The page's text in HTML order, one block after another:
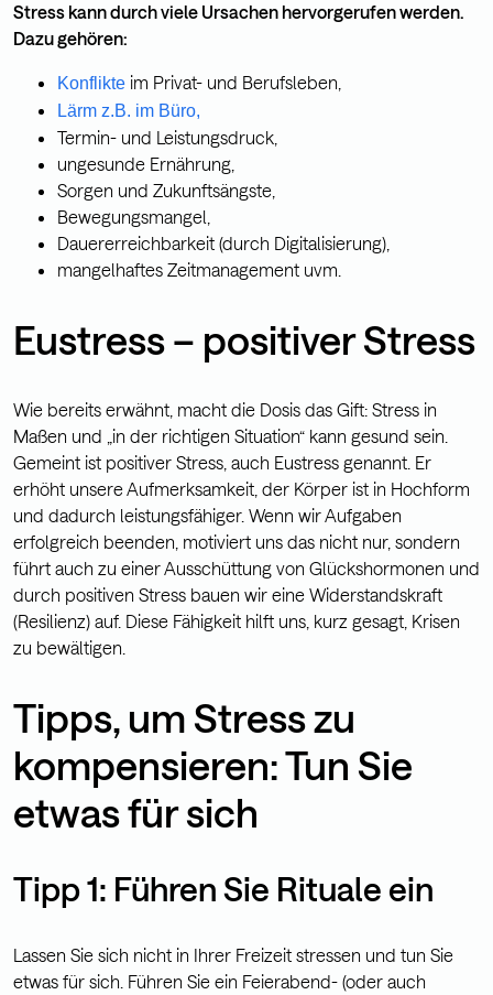
Stress kann durch viele Ursachen hervorgerufen werden.
Dazu gehören:
Konflikte im Privat- und Berufsleben,
Lärm z.B. im Büro,
Termin- und Leistungsdruck,
ungesunde Ernährung,
Sorgen und Zukunftsängste,
Bewegungsmangel,
Dauererreichbarkeit (durch Digitalisierung),
mangelhaftes Zeitmanagement uvm.
Eustress – positiver Stress
Wie bereits erwähnt, macht die Dosis das Gift: Stress in
Maßen und „in der richtigen Situation“ kann gesund sein.
Gemeint ist positiver Stress, auch Eustress genannt. Er
erhöht unsere Aufmerksamkeit, der Körper ist in Hochform
und dadurch leistungsfähiger. Wenn wir Aufgaben
erfolgreich beenden, motiviert uns das nicht nur, sondern
führt auch zu einer Ausschüttung von Glückshormonen und
durch positiven Stress bauen wir eine Widerstandskraft
(Resilienz) auf. Diese Fähigkeit hilft uns, kurz gesagt, Krisen
zu bewältigen.
Tipps, um Stress zu
kompensieren: Tun Sie
etwas für sich
Tipp 1: Führen Sie Rituale ein
Lassen Sie sich nicht in Ihrer Freizeit stressen und tun Sie
etwas für sich. Führen Sie ein Feierabend- (oder auch